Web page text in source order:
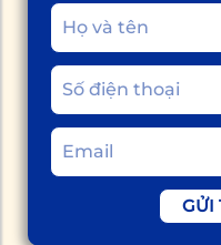
GỬI